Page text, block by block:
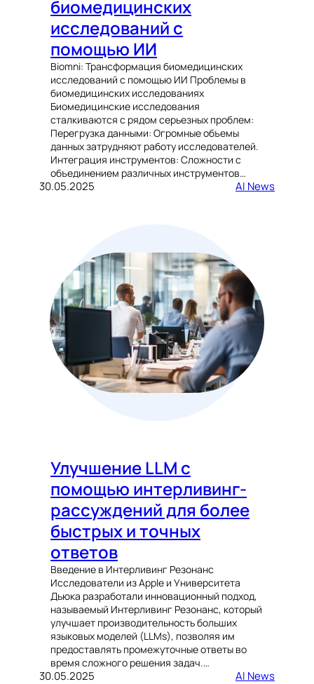
биомедицинских
исследований с
помощью ИИ
Biomni: Трансформация биомедицинских
исследований с помощью ИИ Проблемы в
биомедицинских исследованиях
Биомедицинские исследования
сталкиваются с рядом серьезных проблем:
Перегрузка данными: Огромные объемы
данных затрудняют работу исследователей.
Интеграция инструментов: Сложности с
объединением различных инструментов…
30.05.2025 AI News
Улучшение LLM с
помощью интерливинг-
рассуждений для более
быстрых и точных
ответов
Введение в Интерливинг Резонанс
Исследователи из Apple и Университета
Дьюка разработали инновационный подход,
называемый Интерливинг Резонанс, который
улучшает производительность больших
языковых моделей (LLMs), позволяя им
предоставлять промежуточные ответы во
время сложного решения задач.…
30.05.2025 AI News